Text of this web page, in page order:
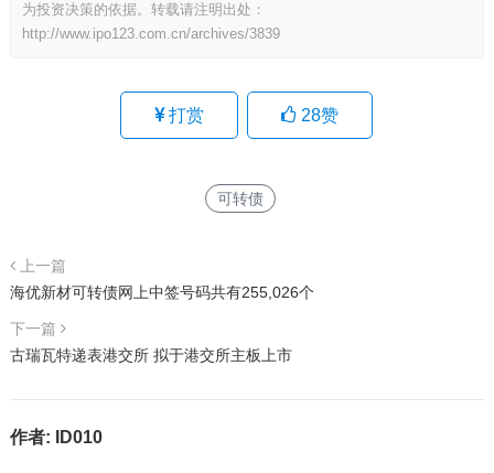
为投资决策的依据。转载请注明出处：
http://www.ipo123.com.cn/archives/3839
打赏 28赞
可转债
上一篇
海优新材可转债网上中签号码共有255,026个
下一篇
古瑞瓦特递表港交所 拟于港交所主板上市
作者: ID010